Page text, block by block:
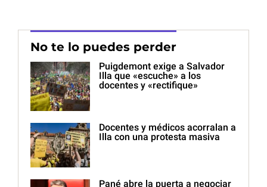
No te lo puedes perder
Puigdemont exige a Salvador
Illa que «escuche» a los
docentes y «rectifique»
Docentes y médicos acorralan a
Illa con una protesta masiva
Pané abre la puerta a negociar